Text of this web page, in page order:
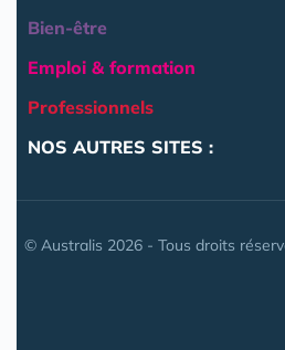
Bien-être
Emploi & formation
Professionnels
NOS AUTRES SITES :
© Australis 2026 - Tous droits